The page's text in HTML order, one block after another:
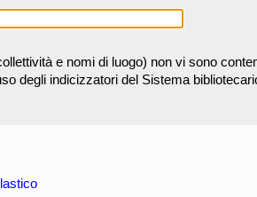
e nomi di luogo) non vi sono
degli indicizzatori del Sistema